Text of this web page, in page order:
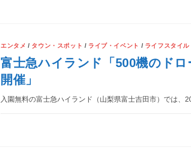
エンタメ / タウン・スポット / ライブ・イベント / ライフスタイル
富士急ハイランド「500機のド
開催」
入園無料の富士急ハイランド（山梨県富士吉田市）では、